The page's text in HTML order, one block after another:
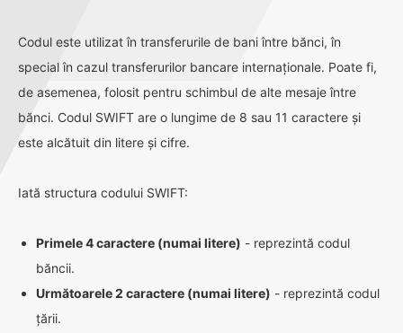
Codul este utilizat în transferurile de bani între bănci, în
special în cazul transferurilor bancare internaționale. Poate fi,
de asemenea, folosit pentru schimbul de alte mesaje între
bănci. Codul SWIFT are o lungime de 8 sau 11 caractere și
este alcătuit din litere și cifre.
Iată structura codului SWIFT:
Primele 4 caractere (numai litere) - reprezintă codul
băncii.
Următoarele 2 caractere (numai litere) - reprezintă codul
țării.